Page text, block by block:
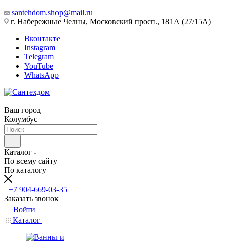
santehdom.shop@mail.ru
г. Набережные Челны, Московский просп., 181А (27/15А)
Вконтакте
Instagram
Telegram
YouTube
WhatsApp
Ваш город
Колумбус
Каталог
По всему сайту
По каталогу
+7 904-669-03-35
Заказать звонок
Войти
Каталог